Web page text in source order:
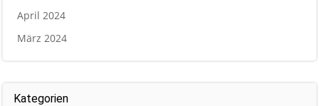
April 2024
März 2024
Kategorien